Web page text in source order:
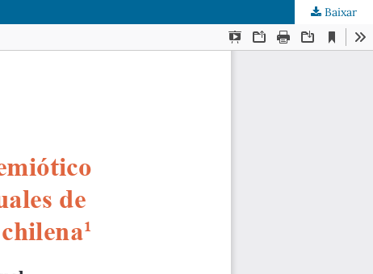
Baixar